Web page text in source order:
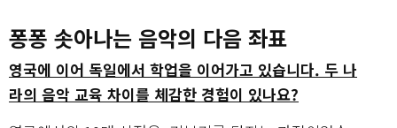
퐁퐁 솟아나는 음악의 다음 좌표
영국에 이어 독일에서 학업을 이어가고 있습니다. 두 나
라의 음악 교육 차이를 체감한 경험이 있나요?